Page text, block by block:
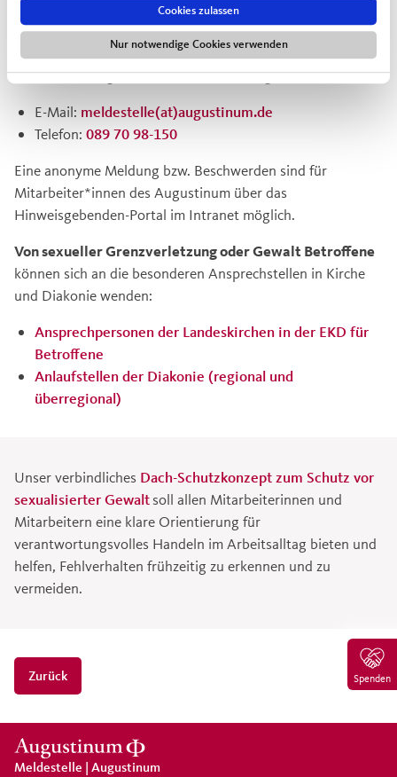
Cookies zulassen
Nur notwendige Cookies verwenden
Spenden
Grenzverletzung und sexualisierte Gewalt im
Augustinum
Rechtsabteilung in der Zentralverwaltung in München:
E-Mail: meldestelle(at)augustinum.de
Telefon: 089 70 98-150
Eine anonyme Meldung bzw. Beschwerden sind für
Mitarbeiter*innen des Augustinum über das
Hinweisgebenden-Portal im Intranet möglich.
Von sexueller Grenzverletzung oder Gewalt Betroffene
können sich an die besonderen Ansprechstellen in Kirche
und Diakonie wenden:
Ansprechpersonen der Landeskirchen in der EKD für
Betroffene
Anlaufstellen der Diakonie (regional und
überregional)
Unser verbindliches Dach-Schutzkonzept zum Schutz vor
sexualisierter Gewaltsoll allen Mitarbeiterinnen und
Mitarbeitern eine klare Orientierung für
verantwortungsvolles Handeln im Arbeitsalltag bieten und
helfen, Fehlverhalten frühzeitig zu erkennen und zu
vermeiden.
Zurück
Meldestelle | Augustinum